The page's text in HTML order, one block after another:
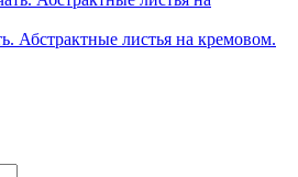
Абстрактные листья на кремовом.